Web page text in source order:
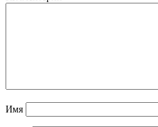
Имя